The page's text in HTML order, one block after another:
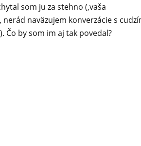
som ju za stehno (,vaša
naväzujem konverzácie s
Čo by som im aj tak povedal?